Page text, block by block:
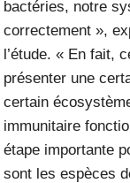
bactéries, notre
correctement »,
l’étude. « En fait,
présenter une
certain
immunitaire
étape importante
sont les espèces